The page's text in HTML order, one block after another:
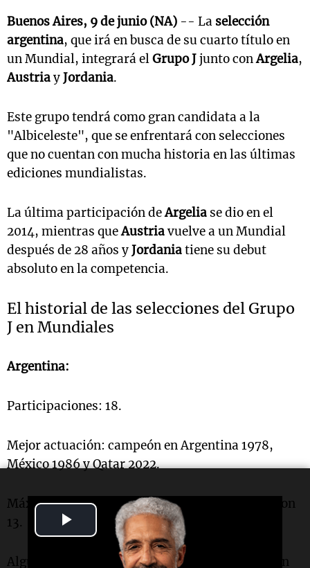
Play
Video
Buenos Aires, 9 de junio (NA) -- La selección
argentina, que irá en busca de su cuarto título en
un Mundial, integrará elGrupo Jjunto conArgelia,
AustriayJordania.
Este grupo tendrá como gran candidata a la
"Albiceleste", que se enfrentará con selecciones
que no cuentan con mucha historia en las últimas
ediciones mundialistas.
La última participación deArgelia se dio en el
2014, mientras queAustriavuelve a un Mundial
después de 28 años yJordaniatiene su debut
absoluto en la competencia.
El historial de las selecciones del Grupo
J en Mundiales
Argentina:
Participaciones: 18.
Mejor actuación: campeón en Argentina 1978,
México 1986 y Qatar 2022.
Máximo goleador en Mundiales:
con
13.
Algunas curiosidades: de las cuatro ediciones en